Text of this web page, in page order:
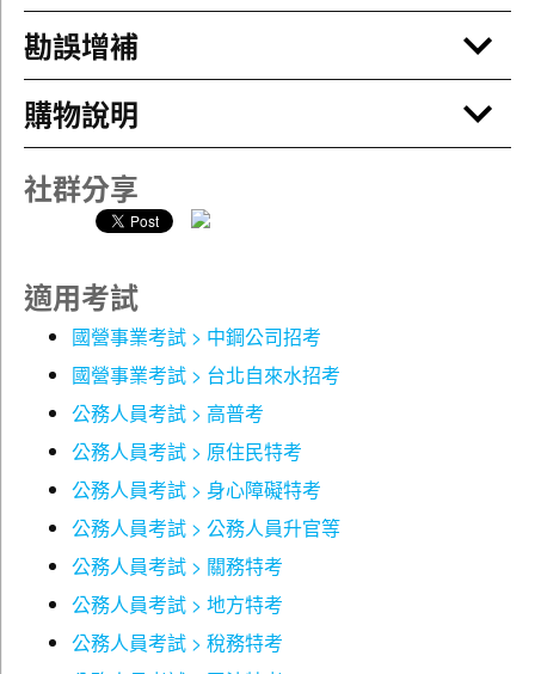
根據2024年10月最新法條修正，掌握最新法條規
範！
用圖表概念說明重要法條，方便考生學習記憶！
針對計算式考題開闢講座說明，教考生活用稅法規
獨家針對常考法條做標示，提點考生注意方向！
Part1，利用圖表整合重要法條，讓考生可以快速掌
握重點！
新法規動態！
Part3，收錄高普考、地方特考三四等、國稅局試
題，協助考生掌握出題方向！
【應試要領】
稅務法規並不是一個可以輕鬆得高分的科目，因為法條的
記憶、修法、計算等對考生而言都有很大的負擔。建議考
規定外，亦要懂得活用計算。同時近年考試除了母法的部
份以外，亦會牽涉到各子法、細則、解釋函令、大法官解
2-1 所得稅
2-2 遺產及贈與稅
2-3 貨物稅
2-4 營業稅
2-5 菸酒稅
Chatper 03 地方稅務簡介
3-1 印花稅
3-4 契稅
3-5 娛樂稅
第二部分 稅務相關法規
◎稅捐稽徵法
◎納稅者權利保護法
◎所得稅法
◎所得基本稅額條例
◎各類所得扣繳率標準
◎遺產及贈與稅法
◎貨物稅條例
◎證券交易稅條例
◎加值型及非加值型營業稅法
勘誤增補
購物說明
社群分享
適用考試
國營事業考試 > 中鋼公司招考
國營事業考試 > 台北自來水招考
公務人員考試 > 高普考
公務人員考試 > 原住民特考
公務人員考試 > 身心障礙特考
公務人員考試 > 公務人員升官等
公務人員考試 > 關務特考
公務人員考試 > 地方特考
公務人員考試 > 稅務特考